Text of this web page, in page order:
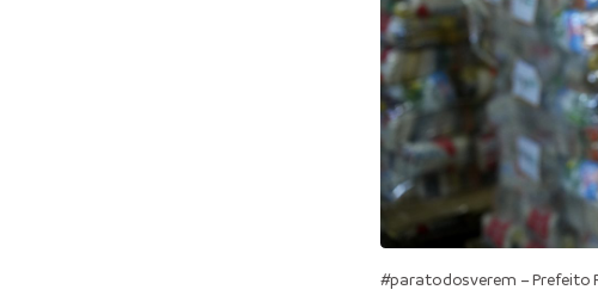
#paratodosverem – Prefeito